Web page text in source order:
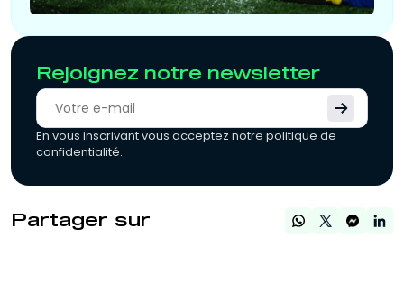
Rejoignez notre newsletter
En vous inscrivant vous acceptez notre politique de
confidentialité.
Partager sur